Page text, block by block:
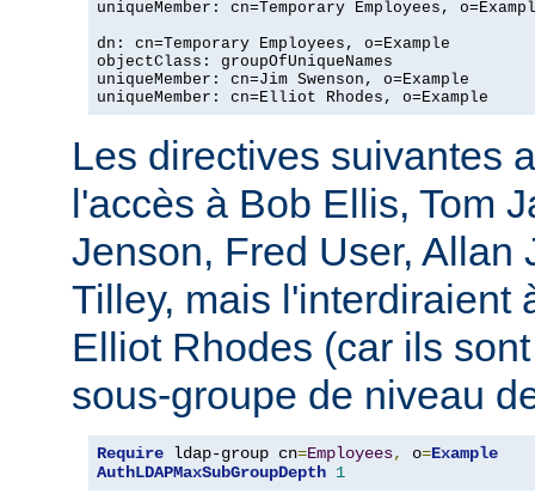
uniqueMember: cn=Temporary Employees,
dn: cn=Temporary Employees, o=Example
objectClass: groupOfUniqueNames
uniqueMember: cn=Jim Swenson, o=Example
uniqueMember: cn=Elliot Rhodes, o=Example
Les directives suivantes
l'accès à Bob Ellis, Tom
Jenson, Fred User, Allan
Tilley, mais l'interdiraient
Elliot Rhodes (car ils
sous-groupe de niveau
Require ldap-group cn=Employees, o=Example
AuthLDAPMaxSubGroupDepth 1